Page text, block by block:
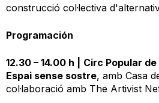
construcció col·lectiva
Programación
12.30 – 14.00 h
Circ Popular
Espai sense sostre, amb Casa
col·laboració amb The Artivist